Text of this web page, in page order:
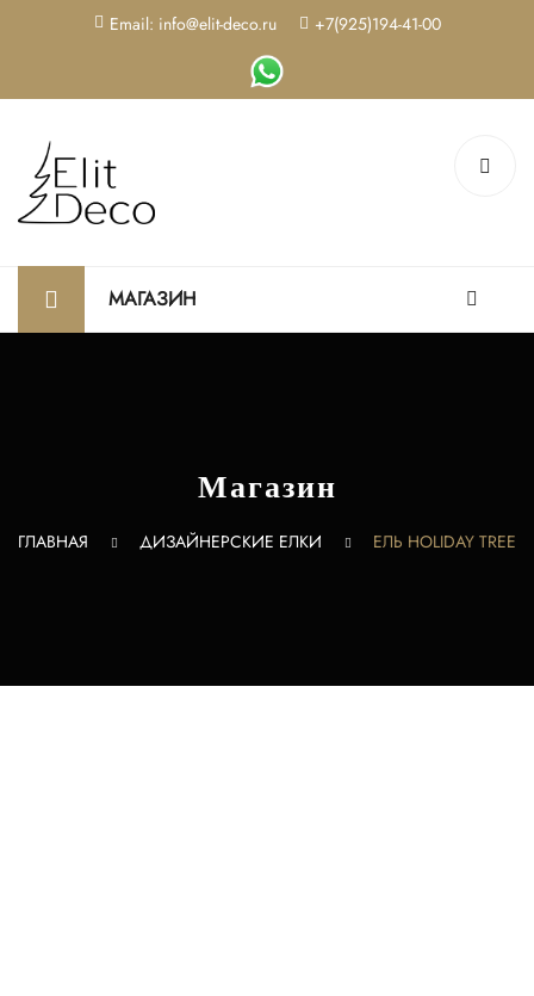
Email: info@elit-deco.ru +7(925)194-41-00
МАГАЗИН
Магазин
ГЛАВНАЯ ДИЗАЙНЕРСКИЕ ЕЛКИ ЕЛЬ HOLIDAY TREE